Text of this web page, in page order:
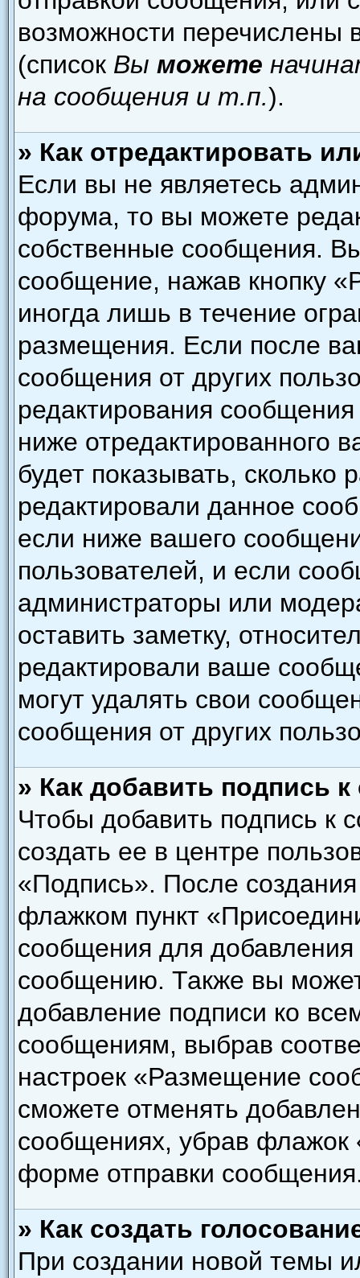
возможности перечислены
(список Вы можете
на сообщения и т.п.).
» Как отредактировать
Если вы не являетесь
форума, то вы можете
собственные сообщения.
сообщение, нажав кнопку
иногда лишь в течение
размещения. Если после
сообщения от других
редактирования
ниже отредактированного
будет показывать, сколько
редактировали данное
если ниже вашего
пользователей, и если
администраторы или
оставить заметку,
редактировали ваше
могут удалять свои
сообщения от других
» Как добавить подпись
Чтобы добавить подпись
создать ее в центре
«Подпись». После
флажком пункт
сообщения для
сообщению. Также вы
добавление подписи ко
сообщениям, выбрав
настроек «Размещение
сможете отменять
сообщениях, убрав флажок
форме отправки
» Как создать
При создании новой темы